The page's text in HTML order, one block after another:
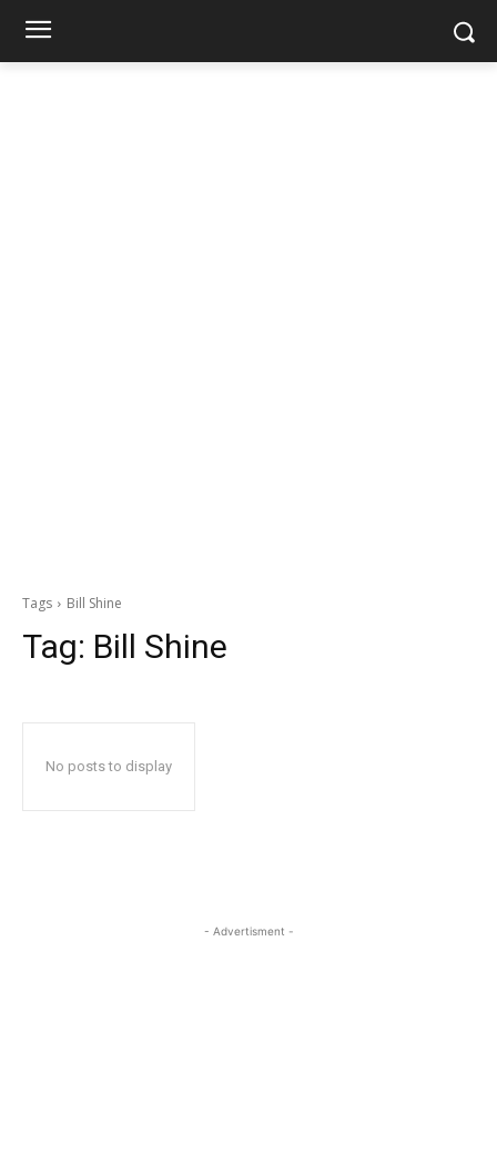
Tags Bill Shine
Tag: Bill Shine
No posts to display
- Advertisment -